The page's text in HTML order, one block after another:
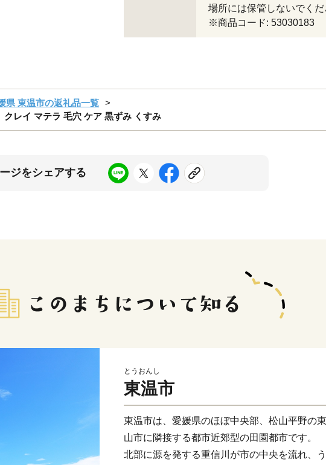
場所には保管しないでくだ
※商品コード: 53030183
県 東温市の返礼品一覧
レイ マテラ 毛穴 ケア 黒ずみ くすみ
ジをシェアする
とうおんし
東温市
東温市は、愛媛県のほぼ中央部、松山平野の
山市に隣接する都市近郊型の田園都市です。
北部に源を発する重信川が市の中央を流れ、